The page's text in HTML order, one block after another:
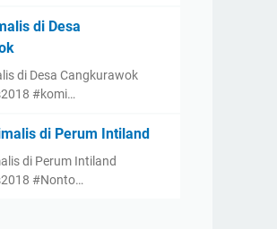
di Desa
di Desa Cangkurawok
#komi…
di Perum Intiland
di Perum Intiland
#Nonto…